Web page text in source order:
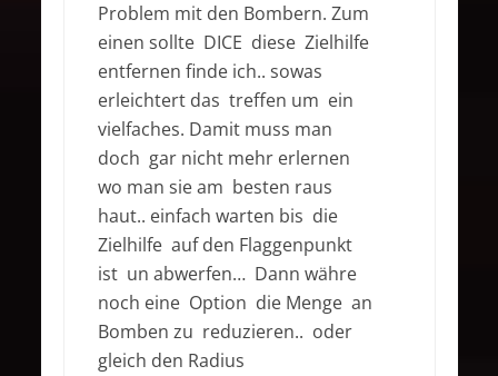
Problem mit den Bombern. Zum
einen sollte DICE diese Zielhilfe
entfernen finde ich.. sowas
erleichtert das treffen um ein
vielfaches. Damit muss man
doch gar nicht mehr erlernen
wo man sie am besten raus
haut.. einfach warten bis die
Zielhilfe auf den Flaggenpunkt
ist un abwerfen… Dann währe
noch eine Option die Menge an
Bomben zu reduzieren.. oder
gleich den Radius